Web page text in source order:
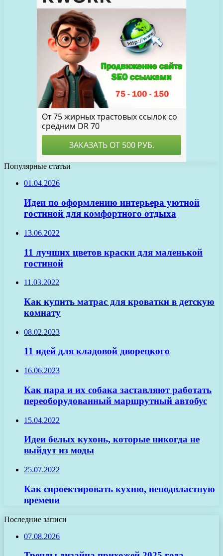
Популярные статьи
01.04.2026
Идеи по оформлению интерьера уютной
гостиной для комфортного отдыха
13.06.2022
11 лучших цветов краски для маленькой
гостиной
11.03.2022
Как купить матрас для кроватки в детскую
комнату
08.02.2023
11 идей для кладовой дворецкого
16.06.2023
Как пара и их собака заставляют работать
переоборудованный маршрутный автобус
15.04.2022
Идеи белых кухонь, которые никогда не
выйдут из моды
25.07.2022
Как спроектировать кухню, неподвластную
времени
Последние записи
07.08.2026